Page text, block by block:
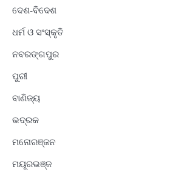
ଦେଶ-ବିଦେଶ
ଧର୍ମ ଓ ସଂସ୍କୃତି
ନବରଙ୍ଗପୁର
ପୁରୀ
ବାଣିଜ୍ୟ
ଭଦ୍ରକ
ମନୋରଞ୍ଜନ
ମୟୂରଭଞ୍ଜ